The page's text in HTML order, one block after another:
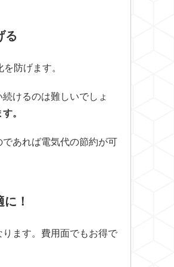
る
防げます。
けるのは難しいでしょ
。
あれば電気代の節約が可
！
ます。費用面でもお得で